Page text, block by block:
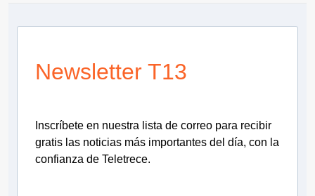
Newsletter T13
Inscríbete en nuestra lista de correo para recibir
gratis las noticias más importantes del día, con la
confianza de Teletrece.